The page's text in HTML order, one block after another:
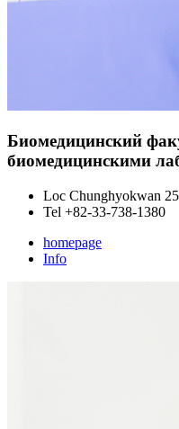
Биомедицинский
биомедицинскими
Loc Chunghyokwan
Tel +82-33-738-1380
homepage
Info